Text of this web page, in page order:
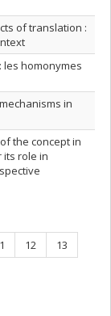
of translation :
les homonymes
in
the concept in
role in
Page
12 Page
13